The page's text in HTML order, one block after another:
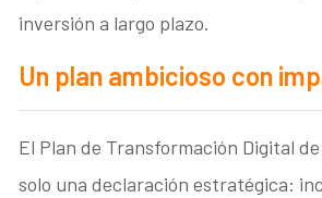
inversión a largo plazo.
Un plan ambicioso con
El Plan de Transformación Digital de
solo una declaración estratégica: